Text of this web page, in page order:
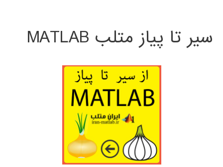
سیر تا پیاز متلب MATLAB